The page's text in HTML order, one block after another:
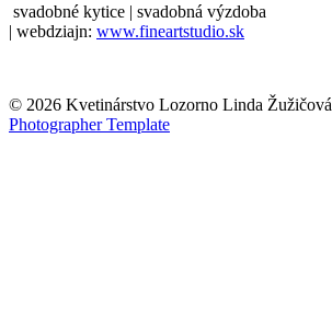
svadobné kytice | svadobná výzdoba
| webdziajn: www.fineartstudio.sk
© 2026 Kvetinárstvo Lozorno Linda Žužičová
Photographer Template